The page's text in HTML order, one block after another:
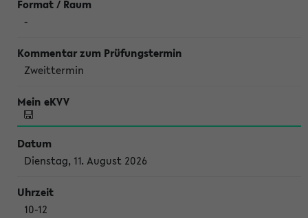
-
Zweittermin
Dienstag, 11. August 2026
10-12